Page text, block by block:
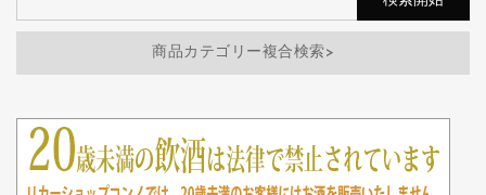
商品カテゴリー複合検索>